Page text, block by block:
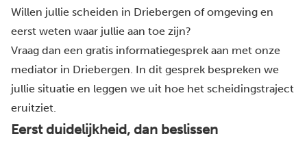
Willen jullie scheiden in Driebergen of omgeving en
eerst weten waar jullie aan toe zijn?
Vraag dan een gratis informatiegesprek aan met onze
mediator in Driebergen. In dit gesprek bespreken we
jullie situatie en leggen we uit hoe het scheidingstraject
eruitziet.
Eerst duidelijkheid, dan beslissen